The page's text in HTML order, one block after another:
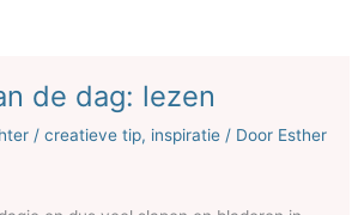
de dag: lezen
/creatieve tip, inspiratie / Door Esther